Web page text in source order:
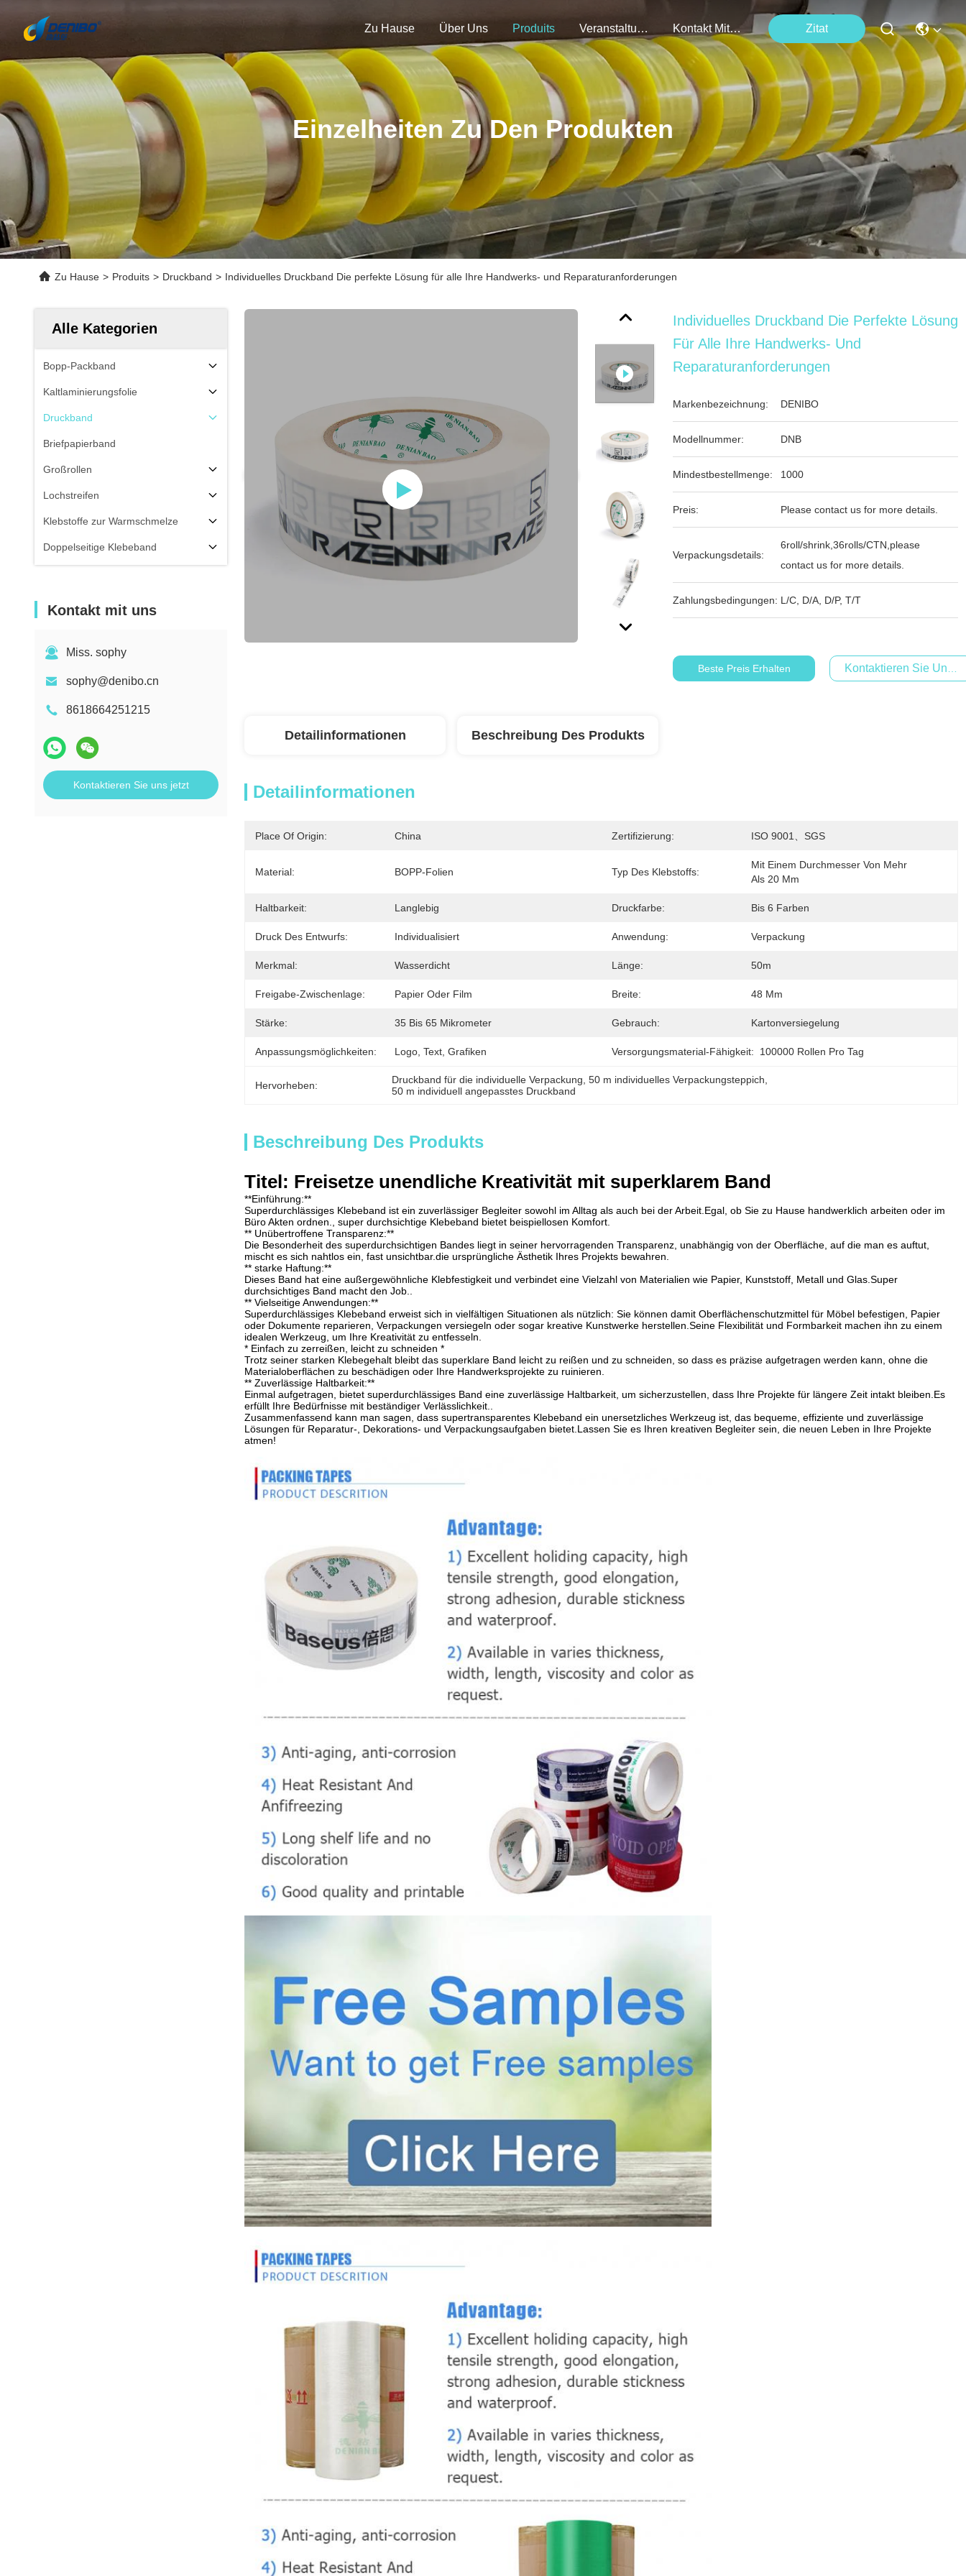
Zu Hause Über Uns Produits Veranstaltungen Kontakt Mit Uns Zitat
Einzelheiten Zu Den Produkten
Zu Hause > Produits > Druckband > Individuelles Druckband Die perfekte Lösung für alle Ihre Handwerks- und Reparaturanforderungen
Alle Kategorien
Bopp-Packband
Kaltlaminierungsfolie
Druckband
Briefpapierband
Großrollen
Lochstreifen
Klebstoffe zur Warmschmelze
Doppelseitige Klebeband
Kontakt mit uns
Miss. sophy
sophy@denibo.cn
8618664251215
Kontaktieren Sie uns jetzt
Individuelles Druckband Die Perfekte Lösung
Für Alle Ihre Handwerks- Und
Reparaturanforderungen
Markenbezeichnung: DENIBO
Modellnummer: DNB
Mindestbestellmenge: 1000
Preis: Please contact us for more details.
Verpackungsdetails:
6roll/shrink,36rolls/CTN,please
contact us for more details.
Zahlungsbedingungen: L/C, D/A, D/P, T/T
Beste Preis Erhalten Kontaktieren Sie Uns
Detailinformationen Beschreibung Des Produkts
Detailinformationen
Place Of Origin: China Zertifizierung: ISO 9001、SGS
Material: BOPP-Folien Typ Des Klebstoffs:
Mit Einem Durchmesser Von Mehr
Als 20 Mm
Haltbarkeit: Langlebig Druckfarbe: Bis 6 Farben
Druck Des Entwurfs: Individualisiert Anwendung: Verpackung
Merkmal: Wasserdicht Länge: 50m
Freigabe-Zwischenlage: Papier Oder Film Breite: 48 Mm
Stärke: 35 Bis 65 Mikrometer Gebrauch: Kartonversiegelung
Anpassungsmöglichkeiten: Logo, Text, Grafiken Versorgungsmaterial-Fähigkeit: 100000 Rollen Pro Tag
Hervorheben: Druckband für die individuelle Verpackung 50 m individuelles Verpackungsteppich
50 m individuell angepasstes Druckband
Beschreibung Des Produkts
Titel: Freisetze unendliche Kreativität mit superklarem Band
**Einführung:**
Superdurchlässiges Klebeband ist ein zuverlässiger Begleiter sowohl im Alltag als auch bei der Arbeit.Egal, ob Sie zu Hause handwerklich arbeiten oder im
Büro Akten ordnen., super durchsichtige Klebeband bietet beispiellosen Komfort.
** Unübertroffene Transparenz:**
Die Besonderheit des superdurchsichtigen Bandes liegt in seiner hervorragenden Transparenz, unabhängig von der Oberfläche, auf die man es auftut,
mischt es sich nahtlos ein, fast unsichtbar.die ursprüngliche Ästhetik Ihres Projekts bewahren.
** starke Haftung:**
Dieses Band hat eine außergewöhnliche Klebfestigkeit und verbindet eine Vielzahl von Materialien wie Papier, Kunststoff, Metall und Glas.Super
durchsichtiges Band macht den Job..
** Vielseitige Anwendungen:**
Superdurchlässiges Klebeband erweist sich in vielfältigen Situationen als nützlich: Sie können damit Oberflächenschutzmittel für Möbel befestigen, Papier
oder Dokumente reparieren, Verpackungen versiegeln oder sogar kreative Kunstwerke herstellen.Seine Flexibilität und Formbarkeit machen ihn zu einem
idealen Werkzeug, um Ihre Kreativität zu entfesseln.
* Einfach zu zerreißen, leicht zu schneiden *
Trotz seiner starken Klebegehalt bleibt das superklare Band leicht zu reißen und zu schneiden, so dass es präzise aufgetragen werden kann, ohne die
Materialoberflächen zu beschädigen oder Ihre Handwerksprojekte zu ruinieren.
** Zuverlässige Haltbarkeit:**
Einmal aufgetragen, bietet superdurchlässiges Band eine zuverlässige Haltbarkeit, um sicherzustellen, dass Ihre Projekte für längere Zeit intakt bleiben.Es
erfüllt Ihre Bedürfnisse mit beständiger Verlässlichkeit..
Zusammenfassend kann man sagen, dass supertransparentes Klebeband ein unersetzliches Werkzeug ist, das bequeme, effiziente und zuverlässige
Lösungen für Reparatur-, Dekorations- und Verpackungsaufgaben bietet.Lassen Sie es Ihren kreativen Begleiter sein, die neuen Leben in Ihre Projekte
atmen!